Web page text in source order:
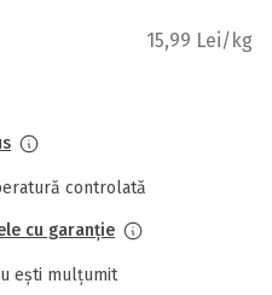
15,99 Lei/kg
controlată
cu garanție
ești mulțumit